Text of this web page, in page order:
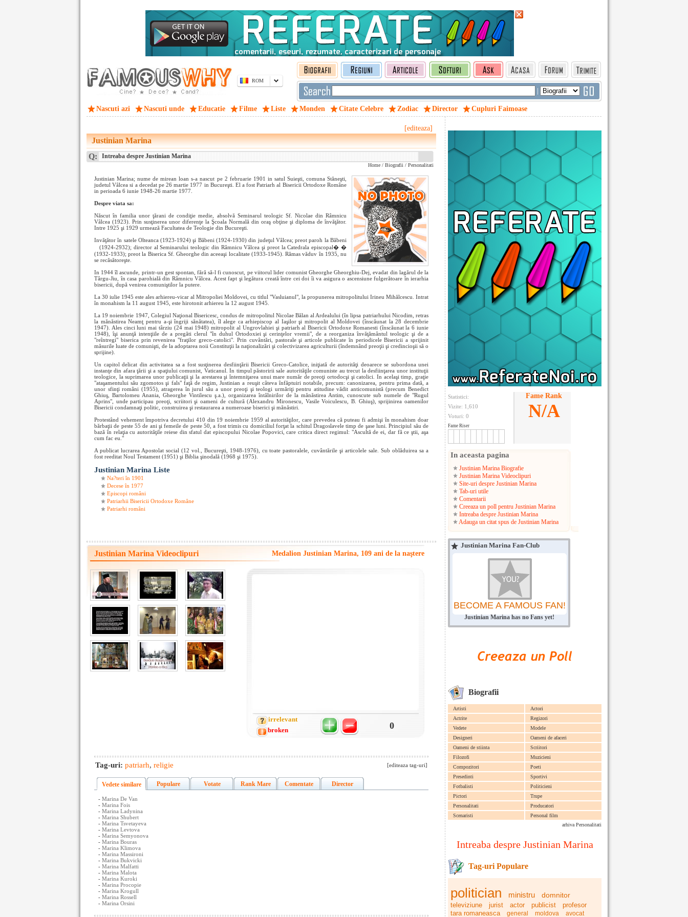
ROM
|
Nascuti azi Nascuti unde Educatie Filme Liste Monden Citate Celebre Zodiac Director Cupluri Faimoase
Statistici:
Vizite: 1,610
Voturi: 0
Fame Riser
Fame Rank
N/A
In aceasta pagina
Justinian Marina Biografie
Justinian Marina Videoclipuri
Site-uri despre Justinian Marina
Tab-uri utile
Comentarii
Creeaza un poll pentru Justinian Marina
Intreaba despre Justinian Marina
Adauga un citat spus de Justinian Marina
Justinian Marina Fan-Club
BECOME A FAMOUS FAN!
Justinian Marina has no Fans yet!
Biografii
Artisti
Actori
Actrite
Regizori
Vedete
Modele
Designeri
Oameni de afaceri
Oameni de stiinta
Scriitori
Filozofi
Muzicieni
Compozitori
Poeti
Presedinti
Sportivi
Fotbalisti
Politicieni
Pictori
Trupe
Personalitati
Producatori
Scenaristi
Personal film
arhiva Personalitati
Intreaba despre Justinian Marina
Tag-uri Populare
politician ministru domnitor
televiziune jurist actor publicist
profesor
tara romaneasca
general moldova avocat
[editeaza]
Justinian Marina
Q: Intreaba despre Justinian Marina
Home / Biografii / Personalitati
Justinian Marina; nume de mirean loan s-a nascut pe 2 februarie 1901 in satul Suieşti, comuna Stăneşti,
judetul Vâlcea si a decedat pe 26 martie 1977 in Bucureşti. El a fost Patriarh al Bisericii Ortodoxe Române
in perioada 6 iunie 1948-26 martie 1977.
Despre viata sa:
Născut în familia unor ţărani de condiţie medie, absolvă Seminarul teologic Sf. Nicolae din Râmnicu
Vâlcea (1923). Prin susţinerea unor diferenţe la Şcoala Normală din oraş obţine şi diploma de învăţător.
Intre 1925 şi 1929 urmează Facultatea de Teologie din Bucureşti.
Invăţător în satele Olteanca (1923-1924) şi Băbeni (1924-1930) din judeţul Vâlcea; preot paroh la Băbeni
(1924-2932); director al Seminarului teologic din Râmnicu Vâlcea şi preot la Catedrala episcopal� �
(1932-1933); preot la Biserica Sf. Gheorghe din aceeaşi localitate (1933-1945). Rămas văduv în 1935, nu
se recăsătoreşte.
In 1944 îl ascunde, printr-un gest spontan, fără să-l fi cunoscut, pe viitorul lider comunist Gheorghe Gheorghiu-Dej, evadat din lagărul de la
Târgu-Jiu, în casa parohială din Râmnicu Vâlcea. Acest fapt şi legătura creată între cei doi îi va asigura o ascensiune fulgerătoare în ierarhia
bisericii, după venirea comuniştilor la putere.
La 30 iulie 1945 este ales arhiereu-vicar al Mitropoliei Moldovei, cu titlul "Vasluianul", la propunerea mitropolitului Irineu Mihălcescu. Intrat
în monahism la 11 august 1945, este hirotonit arhiereu la 12 august 1945.
La 19 noiembrie 1947, Colegiul Naţional Bisericesc, condus de mitropolitul Nicolae Bălan al Ardealului (în lipsa patriarhului Nicodim, retras
la mănăstirea Neamţ pentru a-şi îngriji sănătatea), îl alege ca arhiepiscop al Iaşilor şi mitropolit al Moldovei (înscăunat la 28 decembrie
1947). Ales cinci luni mai târziu (24 mai 1948) mitropolit al Ungrovlahiei şi patriarh al Bisericii Ortodoxe Romanesti (înscăunat la 6 iunie
1948), îşi anunţă intenţiile de a pregăti clerul "în duhul Ortodoxiei şi cerinţelor vremii", de a reorganiza învăţământul teologic şi de a
"reîntregi" biserica prin revenirea "fraţilor greco-catolici". Prin cuvântări, pastorale şi articole publicate în periodicele Bisericii a sprijinit
măsurile luate de comunişti, de la adoptarea noii Constituţii la naţionalizări şi colectivizarea agriculturii (îndemnând preoţii şi credincioşii să o
sprijine).
Un capitol delicat din activitatea sa a fost susţinerea desfiinţării Bisericii Greco-Catolice, iniţiată de autorităţi deoarece se subordona unei
instanţe din afara ţării şi a spaţiului comunist, Vaticanul. In timpul păstoririi sale autorităţile comuniste au trecut la desfiinţarea unor instituţii
teologice, la suprimarea unor publicaţii şi la arestarea şi întemniţarea unui mare număr de preoţi ortodocşi şi catolici. In acelaşi timp, graţie
"ataşamentului său zgomotos şi fals" faţă de regim, Justinian a reuşit câteva înfăptuiri notabile, precum: canonizarea, pentru prima dată, a
unor sfinţi români (1955), atragerea în jurul său a unor preoţi şi teologi urmăriţi pentru atitudine vădit anticomunistă (precum Benedict
Ghiuş, Bartolomeu Anania, Gheorghe Vintilescu ş.a.), organizarea întâlnirilor de la mănăstirea Antim, cunoscute sub numele de "Rugul
Aprins", unde participau preoţi, scriitori şi oameni de cultură (Alexandru Mironescu, Vasile Voiculescu, B. Ghiuş), sprijinirea oamenilor
Bisericii condamnaţi politic, construirea şi restaurarea a numeroase biserici şi mănăstiri.
Protestând vehement împotriva decretului 410 din 19 noiembrie 1959 al autorităţilor, care prevedea că puteau fi admişi în monahism doar
bărbaţii de peste 55 de ani şi femeile de peste 50, a fost trimis cu domiciliul forţat la schitul Dragoslavele timp de şase luni. Principiul său de
bază în relaţia cu autorităţile reiese din sfatul dat episcopului Nicolae Popovici, care critica direct regimul: "Ascultă de ei, dar fă ce ştii, aşa
cum fac eu."
A publicat lucrarea Apostolat social (12 vol., Bucureşti, 1948-1976), cu toate pastoralele, cuvântările şi articolele sale. Sub oblăduirea sa a
fost reeditat Noul Testament (1951) şi Biblia şinodală (1968 şi 1975).
Justinian Marina Liste
Na?teri în 1901
Decese în 1977
Episcopi români
Patriarhii Bisericii Ortodoxe Române
Patriarhi români
Justinian Marina Videoclipuri Medalion Justinian Marina, 109 ani de la naştere
irrelevant
0
broken
Tag-uri: patriarh, religie [editeaza tag-uri]
Vedete similare Populare Votate Rank Mare Comentate Director
- Marina De Van
- Marina Fois
- Marina Ladynina
- Marina Shubert
- Marina Tsvetayeva
- Marina Levtova
- Marina Semyonova
- Marina Bouras
- Marina Klimova
- Marina Massironi
- Marina Bukvicki
- Marina Malfatti
- Marina Malota
- Marina Kuroki
- Marina Procopie
- Marina Krogull
- Marina Rossell
- Marina Orsini